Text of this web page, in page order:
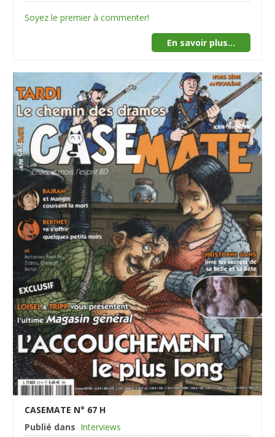
Soyez le premier à commenter!
En savoir plus...
CASEMATE N° 67 H
Publié dans Interviews